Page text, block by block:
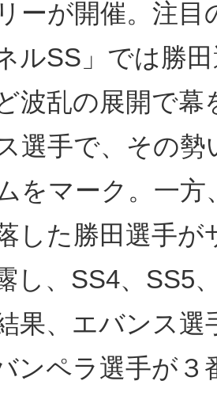
ーが開催。注
ルSS」では勝
波乱の展開で
選手で、その
をマーク。一
した勝田選手
し、SS4、SS5
果、エバンス
ンペラ選手が